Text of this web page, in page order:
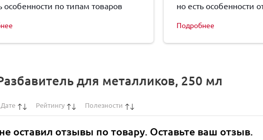
особенности по типам товаров
но есть особенности
Подробнее
для металликов, 250 мл
Дате Рейтингу Полезности
оставил отзывы по товару. Оставьте ваш отзыв.